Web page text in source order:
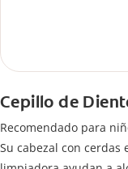
Cepillo de
Recomendado para
Su cabezal con